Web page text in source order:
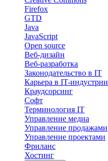
Firefox
GTD
Java
JavaScript
Open source
Веб-дизайн
Веб-разработка
Законодательство в IT
Карьера в IT-индустрии
Краудсорсинг
Софт
Терминология IT
Управление медиа
Управление продажами
Управление проектами
Фриланс
Хостинг